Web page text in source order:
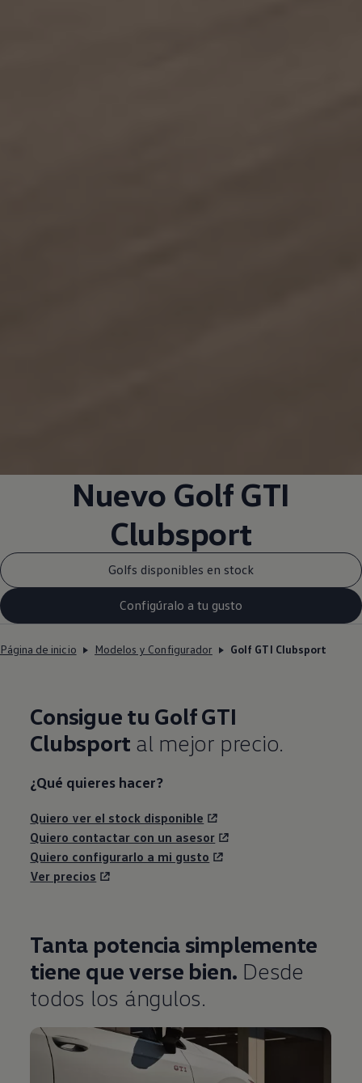
Nuevo Golf GTI
Clubsport
Golfs disponibles en stock
Configúralo a tu gusto
Página de inicio Modelos y Configurador Golf GTI Clubsport
Consigue tu Golf GTI
Clubsport al mejor precio.
¿Qué quieres hacer?
Quiero ver el stock disponible
Quiero contactar con un asesor
Quiero configurarlo a mi gusto
Ver precios
Tanta potencia simplemente
tiene que verse bien. Desde
todos los ángulos.